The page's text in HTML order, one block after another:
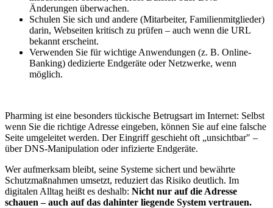
Änderungen überwachen.
Schulen Sie sich und andere (Mitarbeiter, Familienmitglieder)
darin, Webseiten kritisch zu prüfen – auch wenn die URL
bekannt erscheint.
Verwenden Sie für wichtige Anwendungen (z. B. Online-
Banking) dedizierte Endgeräte oder Netzwerke, wenn
möglich.
Pharming ist eine besonders tückische Betrugsart im Internet: Selbst
wenn Sie die richtige Adresse eingeben, können Sie auf eine falsche
Seite umgeleitet werden. Der Eingriff geschieht oft „unsichtbar" –
über DNS-Manipulation oder infizierte Endgeräte.
Wer aufmerksam bleibt, seine Systeme sichert und bewährte
Schutzmaßnahmen umsetzt, reduziert das Risiko deutlich. Im
digitalen Alltag heißt es deshalb: Nicht nur auf die Adresse
schauen – auch auf das dahinter liegende System vertrauen.